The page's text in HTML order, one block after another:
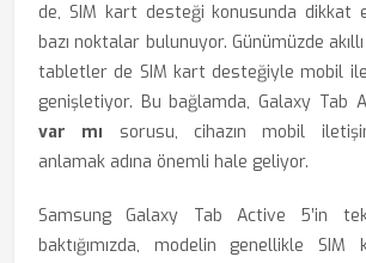
de, SIM kart desteği konusunda dikkat
bazı noktalar bulunuyor. Günümüzde
tabletler de SIM kart desteğiyle mobil
genişletiyor. Bu bağlamda, Galaxy Tab
var mı sorusu, cihazın mobil
anlamak adına önemli hale geliyor.
Samsung Galaxy Tab Active 5’in
baktığımızda, modelin genellikle